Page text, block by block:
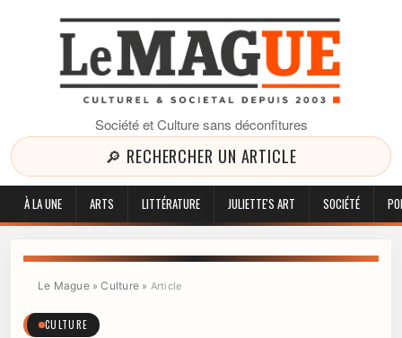
Société et Culture sans déconfitures
🔎 RECHERCHER UN ARTICLE
À LA UNE ARTS LITTÉRATURE JULIETTE'S ART SOCIÉTÉ
Le Mague»Culture» Article
CULTURE